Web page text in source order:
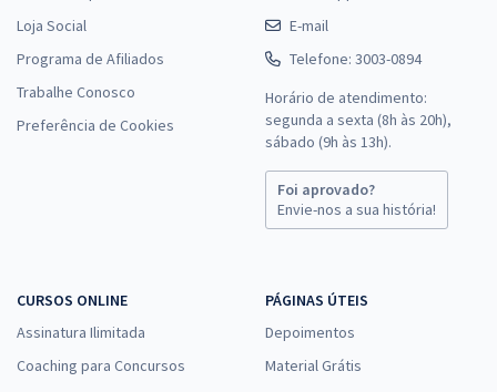
Loja Social
Programa de Afiliados
Trabalhe Conosco
Preferência de Cookies
E-mail
Telefone: 3003-0894
Horário de atendimento:
segunda a sexta (8h às 20h),
sábado (9h às 13h).
Foi aprovado?
Envie-nos a sua história!
CURSOS ONLINE
Assinatura Ilimitada
Coaching para Concursos
PÁGINAS ÚTEIS
Depoimentos
Material Grátis